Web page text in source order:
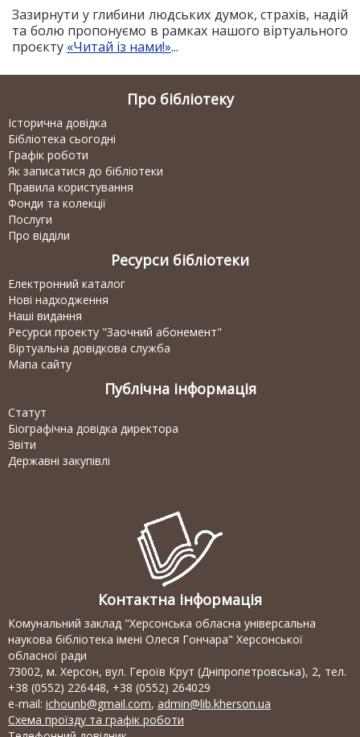
Зазирнути у глибини людських думок, страхів, надій
та болю пропонуємо в рамках нашого віртуального
проєкту «Читай із нами!»...
Про бібліотеку
Історична довідка
Бібліотека сьогодні
Графік роботи
Як записатися до бібліотеки
Правила користування
Фонди та колекції
Послуги
Про відділи
Ресурси бібліотеки
Електронний каталог
Нові надходження
Наші видання
Ресурси проекту "Заочний абонемент"
Віртуальна довідкова служба
Мапа сайту
Публічна інформація
Статут
Біографічна довідка директора
Звіти
Державні закупівлі
Контактна інформація
Комунальний заклад "Херсонська обласна універсальна
наукова бібліотека імені Олеся Гончара" Херсонської
обласної ради
73002, м. Херсон, вул. Героїв Крут (Дніпропетровська), 2, тел.
+38 (0552) 226448, +38 (0552) 264029
e-mail: ichounb@gmail.com, admin@lib.kherson.ua
Схема проїзду та графік роботи